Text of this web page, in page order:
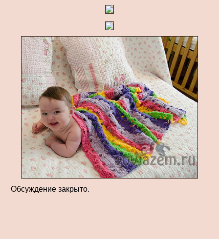
Обсуждение закрыто.